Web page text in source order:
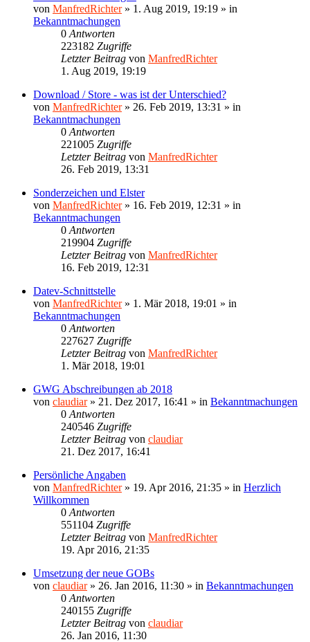
von ManfredRichter» 1. Aug 2019, 19:19 » in
Bekanntmachungen
0 Antworten
223182 Zugriffe
Letzter Beitrag von ManfredRichter
1. Aug 2019, 19:19
Download / Store - was ist der Unterschied?
von ManfredRichter» 26. Feb 2019, 13:31 » in
Bekanntmachungen
0 Antworten
221005 Zugriffe
Letzter Beitrag von ManfredRichter
26. Feb 2019, 13:31
Sonderzeichen und Elster
von ManfredRichter» 16. Feb 2019, 12:31 » in
Bekanntmachungen
0 Antworten
219904 Zugriffe
Letzter Beitrag von ManfredRichter
16. Feb 2019, 12:31
Datev-Schnittstelle
von ManfredRichter» 1. Mär 2018, 19:01 » in
Bekanntmachungen
0 Antworten
227627 Zugriffe
Letzter Beitrag von ManfredRichter
1. Mär 2018, 19:01
GWG Abschreibungen ab 2018
von claudiar» 21. Dez 2017, 16:41 » in Bekanntmachungen
0 Antworten
240546 Zugriffe
Letzter Beitrag von claudiar
21. Dez 2017, 16:41
Persönliche Angaben
von ManfredRichter» 19. Apr 2016, 21:35 » in Herzlich
Willkommen
0 Antworten
551104 Zugriffe
Letzter Beitrag von ManfredRichter
19. Apr 2016, 21:35
Umsetzung der neue GOBs
von claudiar» 26. Jan 2016, 11:30 » in Bekanntmachungen
0 Antworten
240155 Zugriffe
Letzter Beitrag von claudiar
26. Jan 2016, 11:30